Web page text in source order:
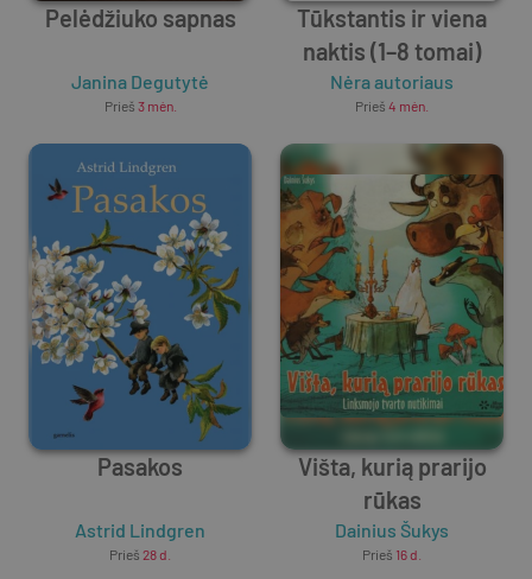
Pelėdžiuko sapnas
Janina Degutytė
Prieš 3 mėn.
Tūkstantis ir viena
naktis (1–8 tomai)
Nėra autoriaus
Prieš 4 mėn.
Pasakos
Astrid Lindgren
Prieš 28 d.
Višta, kurią prarijo
rūkas
Dainius Šukys
Prieš 16 d.